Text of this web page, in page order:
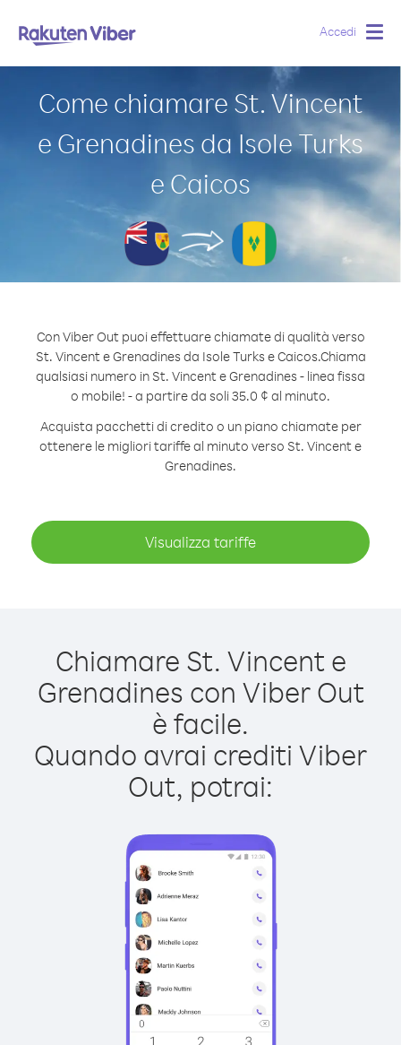
Accedi
Come chiamare St. Vincent
e Grenadines da Isole Turks
e Caicos
Con Viber Out puoi effettuare chiamate di qualità verso
St. Vincent e Grenadines da Isole Turks e Caicos.Chiama
qualsiasi numero in St. Vincent e Grenadines - linea fissa
o mobile! - a partire da soli 35.0 ¢ al minuto.
Acquista pacchetti di credito o un piano chiamate per
ottenere le migliori tariffe al minuto verso St. Vincent e
Grenadines.
Visualizza tariffe
Chiamare St. Vincent e
Grenadines con Viber Out
è facile.
Quando avrai crediti Viber
Out, potrai: